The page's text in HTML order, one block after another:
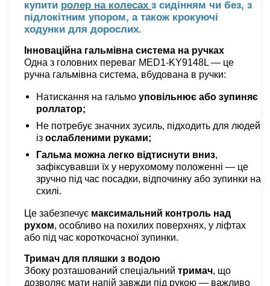
купити ролер на колесах з сидінням чи без, з
підлокітним упором, а також крокуючі
ходунки для дорослих.
Інноваційна гальмівна система на ручках
Одна з головних переваг MED1-KY9148L — це
ручна гальмівна система, вбудована в ручки:
Натискання на гальмо уповільнює або зупиняє
роллатор;
Не потребує значних зусиль, підходить для людей
із ослабленими руками;
Гальма можна легко відтиснути вниз,
зафіксувавши їх у нерухомому положенні — це
зручно під час посадки, відпочинку або зупинки на
схилі.
Це забезпечує максимальний контроль над
рухом, особливо на похилих поверхнях, у ліфтах
або під час короткочасної зупинки.
Тримач для пляшки з водою
Збоку розташований спеціальний тримач, що
дозволяє мати напій завжди під рукою — важливо